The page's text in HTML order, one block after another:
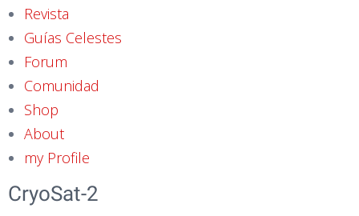
Revista
Guías Celestes
Forum
Comunidad
Shop
About
my Profile
CryoSat-2